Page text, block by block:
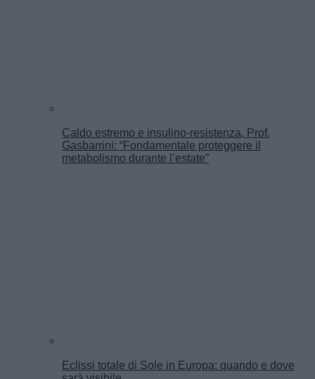
Caldo estremo e insulino-resistenza, Prof.
Gasbarrini: “Fondamentale proteggere il
metabolismo durante l’estate”
Eclissi totale di Sole in Europa: quando e dove